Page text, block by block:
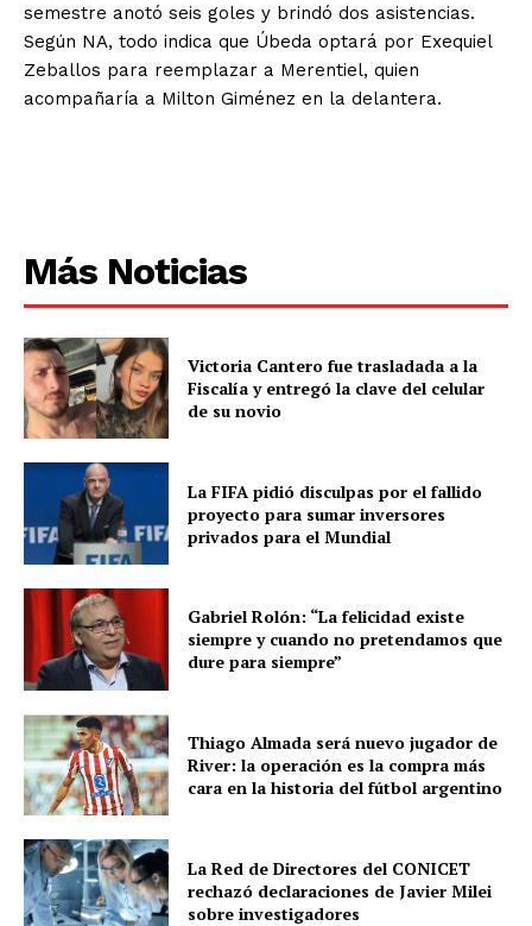
semestre anotó seis goles y brindó dos asistencias.
Según NA, todo indica que Úbeda optará por Exequiel
Zeballos para reemplazar a Merentiel, quien
acompañaría a Milton Giménez en la delantera.
Más Noticias
Victoria Cantero fue trasladada a la
Fiscalía y entregó la clave del celular
de su novio
La FIFA pidió disculpas por el fallido
proyecto para sumar inversores
privados para el Mundial
Gabriel Rolón: “La felicidad existe
siempre y cuando no pretendamos que
dure para siempre”
Thiago Almada será nuevo jugador de
River: la operación es la compra más
cara en la historia del fútbol argentino
La Red de Directores del CONICET
rechazó declaraciones de Javier Milei
sobre investigadores